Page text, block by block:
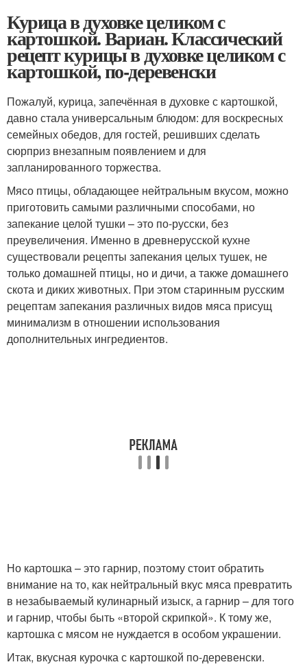
Курица в духовке целиком с
картошкой. Вариан. Классический
рецепт курицы в духовке целиком с
картошкой, по-деревенски
Пожалуй, курица, запечённая в духовке с картошкой,
давно стала универсальным блюдом: для воскресных
семейных обедов, для гостей, решивших сделать
сюрприз внезапным появлением и для
запланированного торжества.
Мясо птицы, обладающее нейтральным вкусом, можно
приготовить самыми различными способами, но
запекание целой тушки – это по-русски, без
преувеличения. Именно в древнерусской кухне
существовали рецепты запекания целых тушек, не
только домашней птицы, но и дичи, а также домашнего
скота и диких животных. При этом старинным русским
рецептам запекания различных видов мяса присущ
минимализм в отношении использования
дополнительных ингредиентов.
Но картошка – это гарнир, поэтому стоит обратить
внимание на то, как нейтральный вкус мяса превратить
в незабываемый кулинарный изыск, а гарнир – для того
и гарнир, чтобы быть «второй скрипкой». К тому же,
картошка с мясом не нуждается в особом украшении.
Итак, вкусная курочка с картошкой по-деревенски.